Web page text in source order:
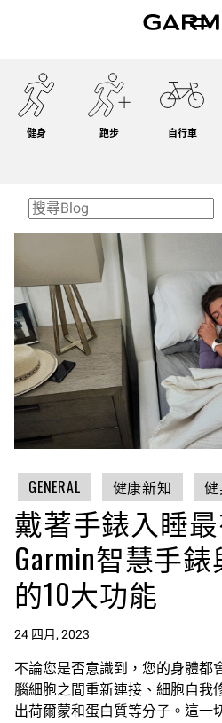
健身 跑步 自行車
GENERAL 健康新知
戴著手錶入睡最
Garmin智慧手
的10大功能
24 四月, 2023
不論您是否意識到，您的身體都
腦細胞之間重新連接、細胞自我
出荷爾蒙和蛋白質等分子。這一